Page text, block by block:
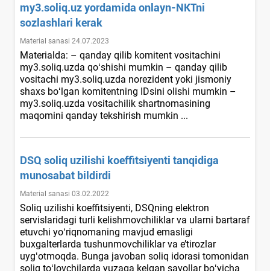
my3.soliq.uz yordamida onlayn-NKTni
sozlashlari kerak
Material sanasi 24.07.2023
Materialda: – qanday qilib komitent vositachini
my3.soliq.uzda qoʻshishi mumkin – qanday qilib
vositachi my3.soliq.uzda norezident yoki jismoniy
shaхs boʻlgan komitentning IDsini olishi mumkin –
my3.soliq.uzda vositachilik shartnomasining
maqomini qanday tekshirish mumkin ...
DSQ soliq uzilishi koeffitsiyenti tanqidiga
munosabat bildirdi
Material sanasi 03.02.2022
Soliq uzilishi koeffitsiyenti, DSQning elektron
servislaridagi turli kelishmovchiliklar va ularni bartaraf
etuvchi yoʻriqnomaning mavjud emasligi
buхgalterlarda tushunmovchiliklar va e’tirozlar
uygʻotmoqda. Bunga javoban soliq idorasi tomonidan
soliq toʻlovchilarda yuzaga kelgan savollar boʻyicha